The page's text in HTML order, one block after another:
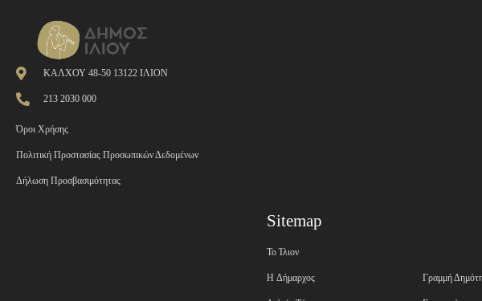
ΚΑΛΧΟΥ 48-50 13122 ΙΛΙΟΝ
213 2030 000
Όροι Χρήσης
Πολιτική Προστασίας Προσωπικών Δεδομένων
Δήλωση Προσβασιμότητας
Sitemap
Το Ίλιον
H Δήμαρχος Γραμμή